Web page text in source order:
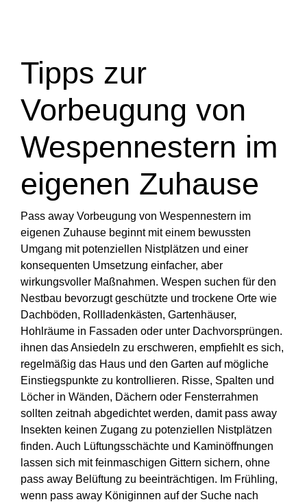
Tipps zur
Vorbeugung von
Wespennestern im
eigenen Zuhause
Pass away Vorbeugung von Wespennestern im
eigenen Zuhause beginnt mit einem bewussten
Umgang mit potenziellen Nistplätzen und einer
konsequenten Umsetzung einfacher, aber
wirkungsvoller Maßnahmen. Wespen suchen für den
Nestbau bevorzugt geschützte und trockene Orte wie
Dachböden, Rollladenkästen, Gartenhäuser,
Hohlräume in Fassaden oder unter Dachvorsprüngen.
ihnen das Ansiedeln zu erschweren, empfiehlt es sich,
regelmäßig das Haus und den Garten auf mögliche
Einstiegspunkte zu kontrollieren. Risse, Spalten und
Löcher in Wänden, Dächern oder Fensterrahmen
sollten zeitnah abgedichtet werden, damit pass away
Insekten keinen Zugang zu potenziellen Nistplätzen
finden. Auch Lüftungsschächte und Kaminöffnungen
lassen sich mit feinmaschigen Gittern sichern, ohne
pass away Belüftung zu beeinträchtigen. Im Frühling,
wenn pass away Königinnen auf der Suche nach